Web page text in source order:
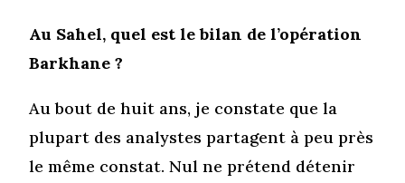
Au Sahel, quel est le bilan de l’opération
Barkhane ?
Au bout de huit ans, je constate que la
plupart des analystes partagent à peu près
le même constat. Nul ne prétend détenir